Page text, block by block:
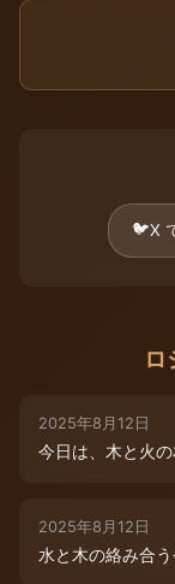
🐦X
ロ
2025年8月12日
今日は、木と火
2025年8月12日
水と木の絡み合